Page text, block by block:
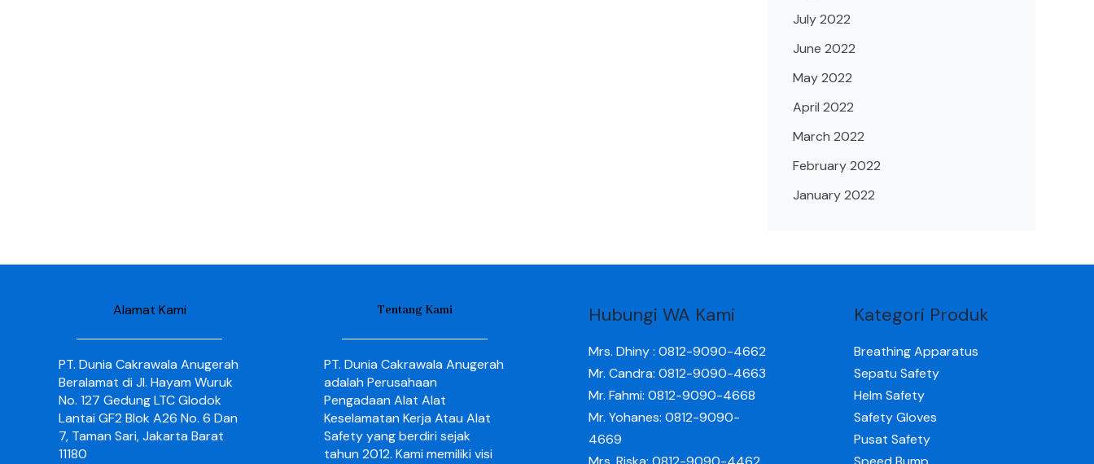
July 2022
June 2022
May 2022
April 2022
March 2022
February 2022
January 2022
Alamat Kami
PT. Dunia Cakrawala Anugerah
Beralamat di Jl. Hayam Wuruk
No. 127 Gedung LTC Glodok
Lantai GF2 Blok A26 No. 6 Dan
7, Taman Sari, Jakarta Barat
11180
Tentang Kami
PT. Dunia Cakrawala Anugerah
adalah Perusahaan
Pengadaan Alat Alat
Keselamatan Kerja Atau Alat
Safety yang berdiri sejak
tahun 2012. Kami memiliki visi
Hubungi WA Kami
Mrs. Dhiny : 0812-9090-4662
Mr. Candra: 0812-9090-4663
Mr. Fahmi: 0812-9090-4668
Mr. Yohanes: 0812-9090-
4669
Kategori Produk
Breathing Apparatus
Sepatu Safety
Helm Safety
Safety Gloves
Pusat Safety